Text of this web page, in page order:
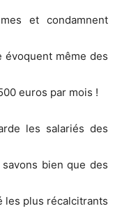
et condamnent
évoquent même des
euros par mois !
les salariés des
bien que des
les plus récalcitrants